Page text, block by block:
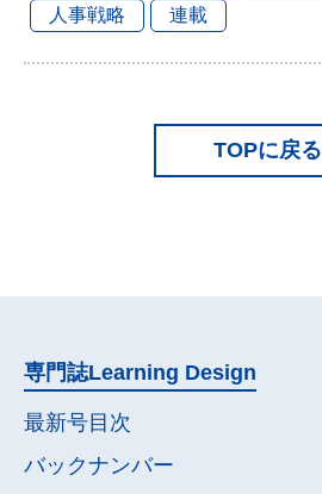
人事戦略
連載
TOPに戻る
専門誌Learning Design
最新号目次
バックナンバー